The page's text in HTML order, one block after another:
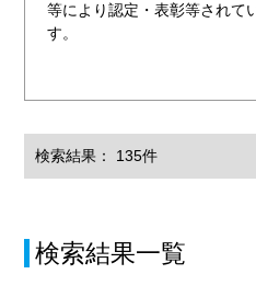
等により認定・表彰等されて
す。
検索結果： 135件
検索結果一覧